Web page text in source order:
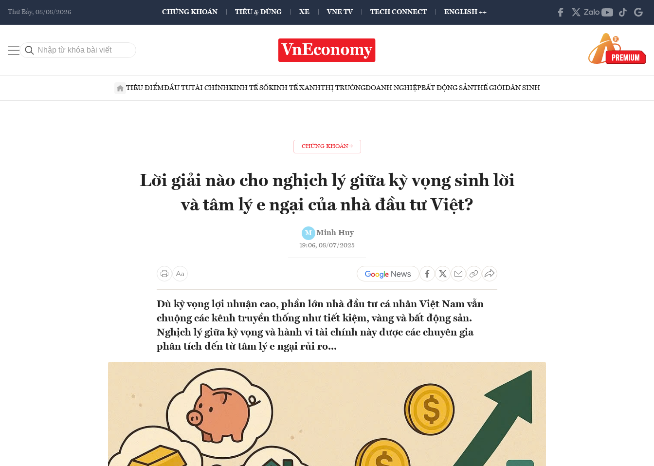
Thứ Bảy, 08/08/2026 CHỨNG KHOÁN TIÊU & DÙNG XE VNE TV TECH CONNECT ENGLISH ++
TIÊU ĐIỂMĐẦU TƯTÀI CHÍNHKINH TẾ SỐKINH TẾ XANHTHỊ TRƯỜNGDOANH NGHIỆPBẤT ĐỘNG SẢNTHẾ GIỚIDÂN SINH
CHỨNG KHOÁN
Lời giải nào cho nghịch lý giữa kỳ vọng sinh lời
và tâm lý e ngại của nhà đầu tư Việt?
M Minh Huy
19:06, 08/07/2025
Dù kỳ vọng lợi nhuận cao, phần lớn nhà đầu tư cá nhân Việt Nam vẫn
chuộng các kênh truyền thống như tiết kiệm, vàng và bất động sản.
Nghịch lý giữa kỳ vọng và hành vi tài chính này được các chuyên gia
phân tích đến từ tâm lý e ngại rủi ro...